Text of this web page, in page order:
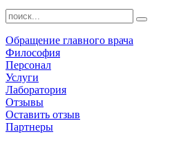
Обращение главного врача
Философия
Персонал
Услуги
Лаборатория
Отзывы
Оставить отзыв
Партнеры